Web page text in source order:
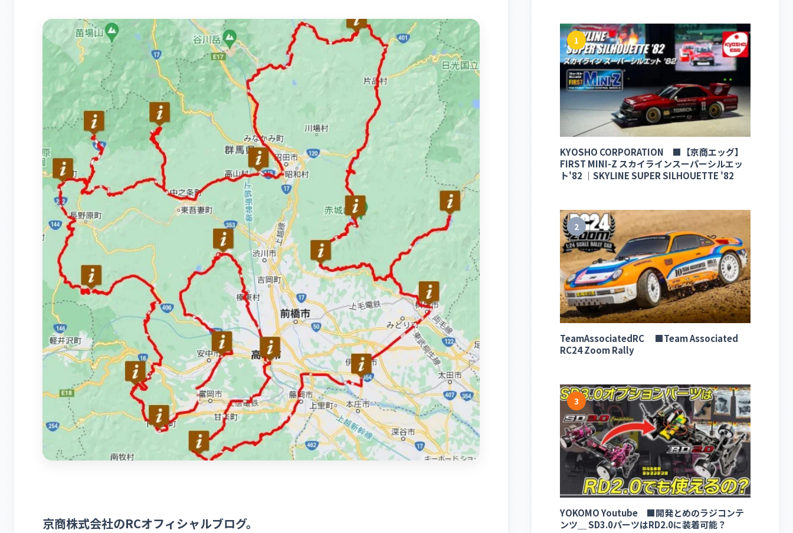
京商株式会社のRCオフィシャルブログ。
1
KYOSHO CORPORATION ■【京商エッグ】
FIRST MINI-Z スカイラインスーパーシルエッ
ト'82 ｜SKYLINE SUPER SILHOUETTE '82
2
TeamAssociatedRC ■Team Associated
RC24 Zoom Rally
3
YOKOMO Youtube ■開発とめのラジコンテ
ンツ＿ SD3.0パーツはRD2.0に装着可能？